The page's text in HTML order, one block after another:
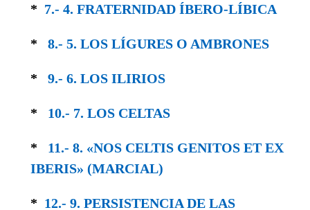
* 7.- 4. FRATERNIDAD ÍBERO-LÍBICA
* 8.- 5. LOS LÍGURES O AMBRONES
* 9.- 6. LOS ILIRIOS
* 10.- 7. LOS CELTAS
* 11.- 8. «NOS CELTIS GENITOS ET EX
IBERIS» (MARCIAL)
* 12.- 9. PERSISTENCIA DE LAS